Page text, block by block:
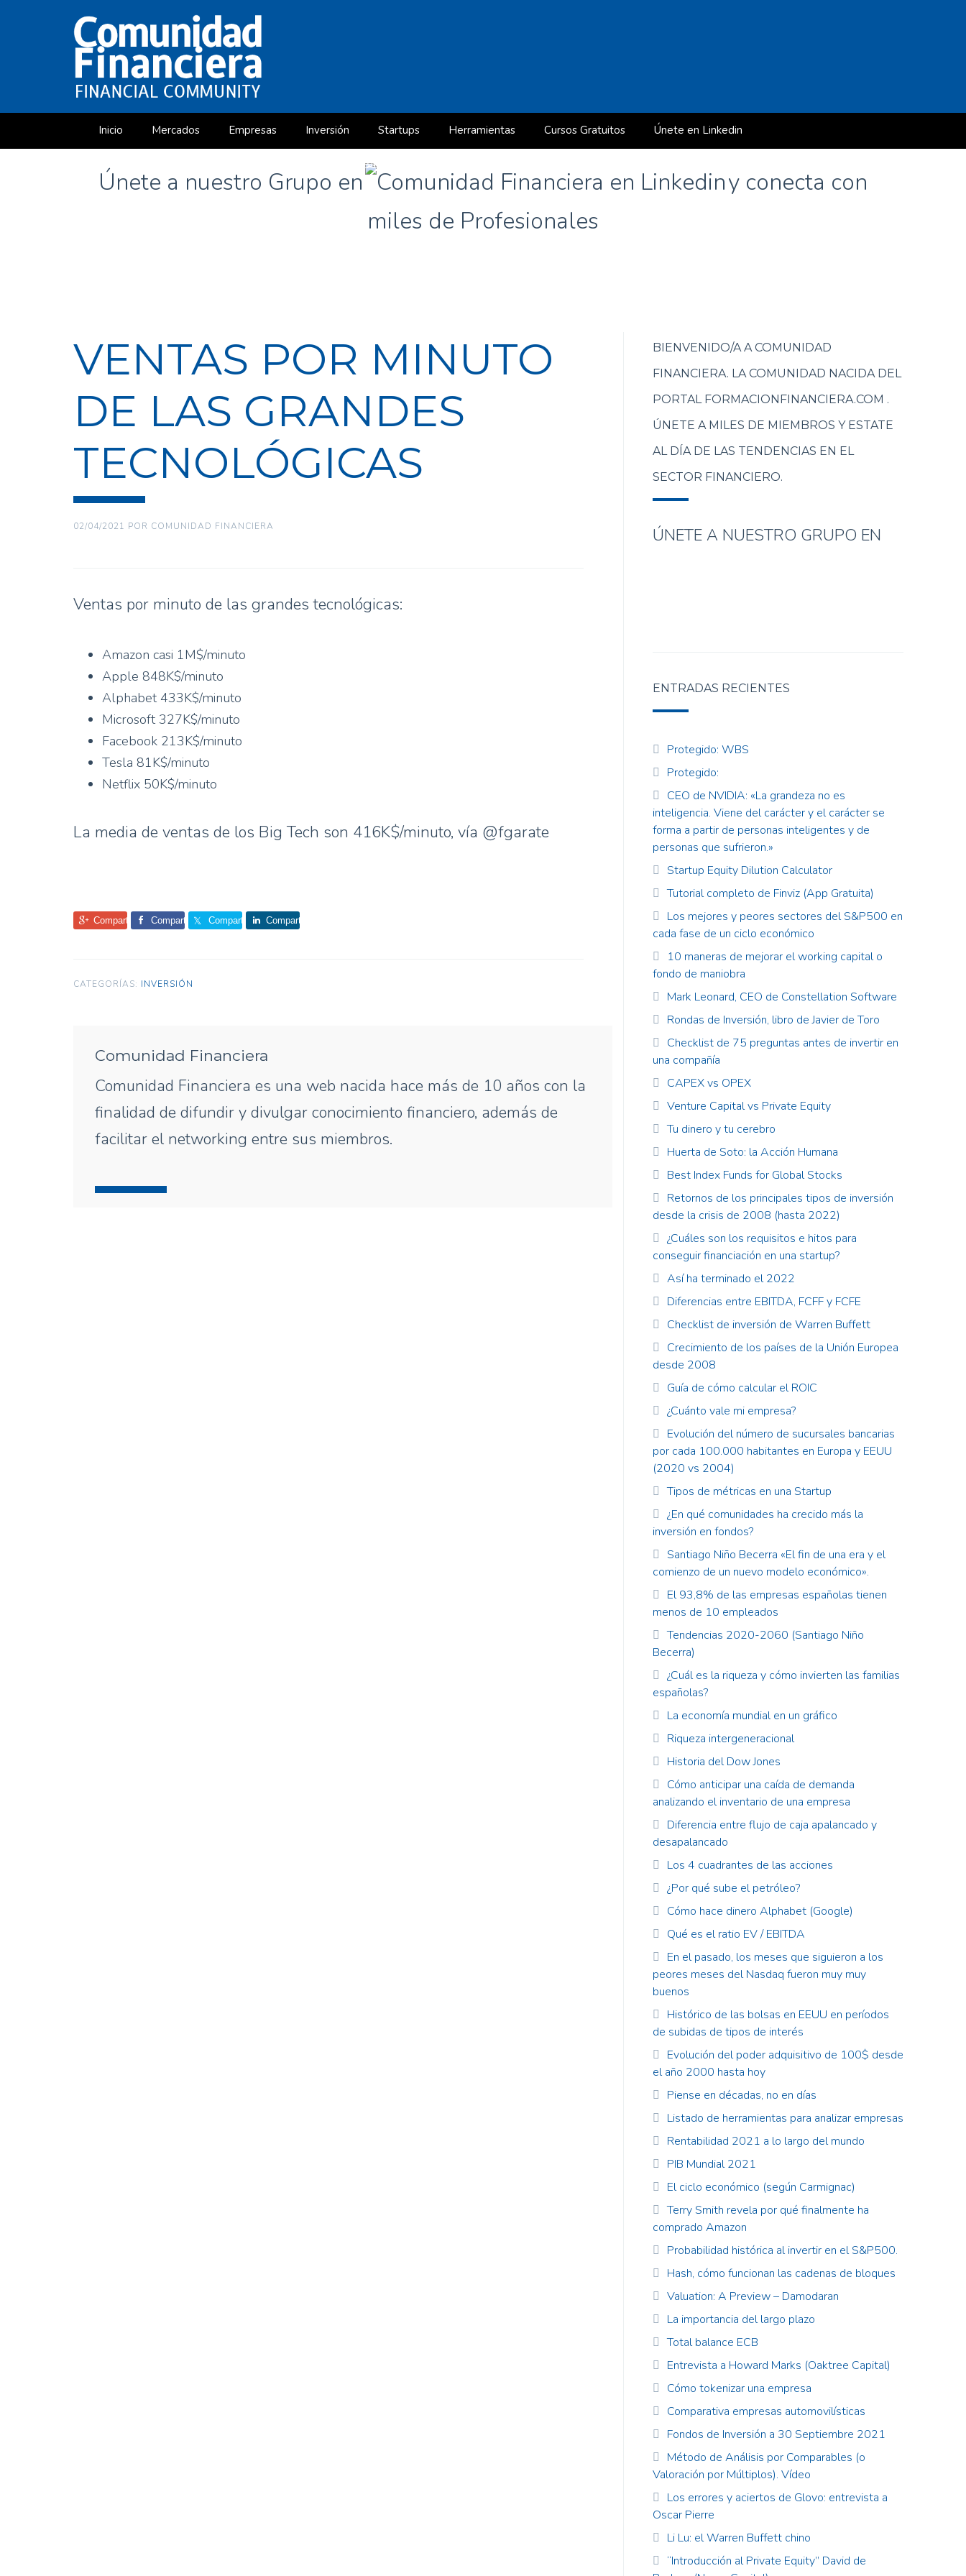
Inicio Mercados Empresas Inversión Startups Herramientas Cursos Gratuitos Únete en Linkedin
Curso Gratuito de Valoración de Empresas Nivel Básico: Cómo analizar una empresa en 20 minutos (Masterclass de Borja Roibas en EUDE)
Únete a nuestro Grupo en
y conecta con
miles de Profesionales
VENTAS POR MINUTO
DE LAS GRANDES
TECNOLÓGICAS
02/04/2021 POR COMUNIDAD FINANCIERA
Ventas por minuto de las grandes tecnológicas:
Amazon casi 1M$/minuto
Apple 848K$/minuto
Alphabet 433K$/minuto
Microsoft 327K$/minuto
Facebook 213K$/minuto
Tesla 81K$/minuto
Netflix 50K$/minuto
La media de ventas de los Big Tech son 416K$/minuto, vía @fgarate
Comparte Comparte Comparte Comparte
CATEGORÍAS: INVERSIÓN
Comunidad Financiera
Comunidad Financiera es una web nacida hace más de 10 años con la
finalidad de difundir y divulgar conocimiento financiero, además de
facilitar el networking entre sus miembros.
BIENVENIDO/A A COMUNIDAD
FINANCIERA. LA COMUNIDAD NACIDA DEL
PORTAL FORMACIONFINANCIERA.COM .
ÚNETE A MILES DE MIEMBROS Y ESTATE
AL DÍA DE LAS TENDENCIAS EN EL
SECTOR FINANCIERO.
ÚNETE A NUESTRO GRUPO EN
ENTRADAS RECIENTES
Protegido: WBS
Protegido:
CEO de NVIDIA: «La grandeza no es
inteligencia. Viene del carácter y el carácter se
forma a partir de personas inteligentes y de
personas que sufrieron.»
Startup Equity Dilution Calculator
Tutorial completo de Finviz (App Gratuita)
Los mejores y peores sectores del S&P500 en
cada fase de un ciclo económico
10 maneras de mejorar el working capital o
fondo de maniobra
Mark Leonard, CEO de Constellation Software
Rondas de Inversión, libro de Javier de Toro
Checklist de 75 preguntas antes de invertir en
una compañía
CAPEX vs OPEX
Venture Capital vs Private Equity
Tu dinero y tu cerebro
Huerta de Soto: la Acción Humana
Best Index Funds for Global Stocks
Retornos de los principales tipos de inversión
desde la crisis de 2008 (hasta 2022)
¿Cuáles son los requisitos e hitos para
conseguir financiación en una startup?
Así ha terminado el 2022
Diferencias entre EBITDA, FCFF y FCFE
Checklist de inversión de Warren Buffett
Crecimiento de los países de la Unión Europea
desde 2008
Guía de cómo calcular el ROIC
¿Cuánto vale mi empresa?
Evolución del número de sucursales bancarias
por cada 100.000 habitantes en Europa y EEUU
(2020 vs 2004)
Tipos de métricas en una Startup
¿En qué comunidades ha crecido más la
inversión en fondos?
Santiago Niño Becerra «El fin de una era y el
comienzo de un nuevo modelo económico».
El 93,8% de las empresas españolas tienen
menos de 10 empleados
Tendencias 2020-2060 (Santiago Niño
Becerra)
¿Cuál es la riqueza y cómo invierten las familias
españolas?
La economía mundial en un gráfico
Riqueza intergeneracional
Historia del Dow Jones
Cómo anticipar una caída de demanda
analizando el inventario de una empresa
Diferencia entre flujo de caja apalancado y
desapalancado
Los 4 cuadrantes de las acciones
¿Por qué sube el petróleo?
Cómo hace dinero Alphabet (Google)
Qué es el ratio EV / EBITDA
En el pasado, los meses que siguieron a los
peores meses del Nasdaq fueron muy muy
buenos
Histórico de las bolsas en EEUU en períodos
de subidas de tipos de interés
Evolución del poder adquisitivo de 100$ desde
el año 2000 hasta hoy
Piense en décadas, no en días
Listado de herramientas para analizar empresas
Rentabilidad 2021 a lo largo del mundo
PIB Mundial 2021
El ciclo económico (según Carmignac)
Terry Smith revela por qué finalmente ha
comprado Amazon
Probabilidad histórica al invertir en el S&P500.
Hash, cómo funcionan las cadenas de bloques
Valuation: A Preview – Damodaran
La importancia del largo plazo
Total balance ECB
Entrevista a Howard Marks (Oaktree Capital)
Cómo tokenizar una empresa
Comparativa empresas automovilísticas
Fondos de Inversión a 30 Septiembre 2021
Método de Análisis por Comparables (o
Valoración por Múltiplos). Vídeo
Los errores y aciertos de Glovo: entrevista a
Oscar Pierre
Li Lu: el Warren Buffett chino
“Introducción al Private Equity” David de